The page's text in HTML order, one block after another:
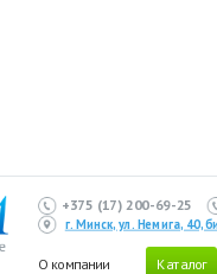
+375 (17) 200-69-25
г. Минск, ул. Немига, 40,
О компании Каталог